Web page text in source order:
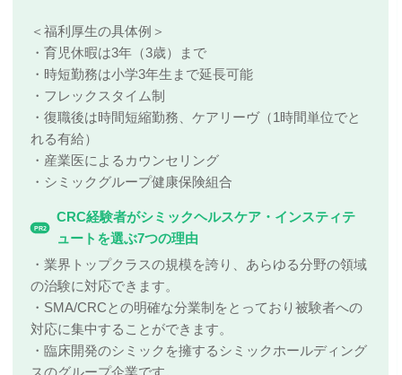
＜福利厚生の具体例＞
・育児休暇は3年（3歳）まで
・時短勤務は小学3年生まで延長可能
・フレックスタイム制
・復職後は時間短縮勤務、ケアリーヴ（1時間単位でと
れる有給）
・産業医によるカウンセリング
・シミックグループ健康保険組合
PR2
CRC経験者がシミックヘルスケア・インスティテ
ュートを選ぶ7つの理由
・業界トップクラスの規模を誇り、あらゆる分野の領域
の治験に対応できます。
・SMA/CRCとの明確な分業制をとっており被験者への
対応に集中することができます。
・臨床開発のシミックを擁するシミックホールディング